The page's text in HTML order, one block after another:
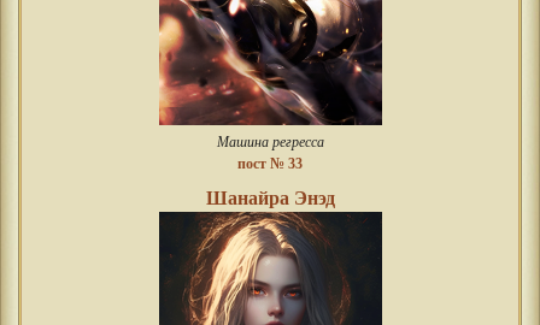
Машина регресса
пост № 33
Шанайра Энэд